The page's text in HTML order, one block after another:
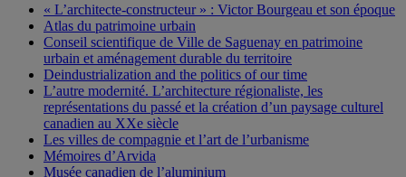
« L’architecte-constructeur » : Victor Bourgeau et son époque
Atlas du patrimoine urbain
Conseil scientifique de Ville de Saguenay en patrimoine
urbain et aménagement durable du territoire
Deindustrialization and the politics of our time
L’autre modernité. L’architecture régionaliste, les
représentations du passé et la création d’un paysage culturel
canadien au XXe siècle
Les villes de compagnie et l’art de l’urbanisme
Mémoires d’Arvida
Musée canadien de l’aluminium